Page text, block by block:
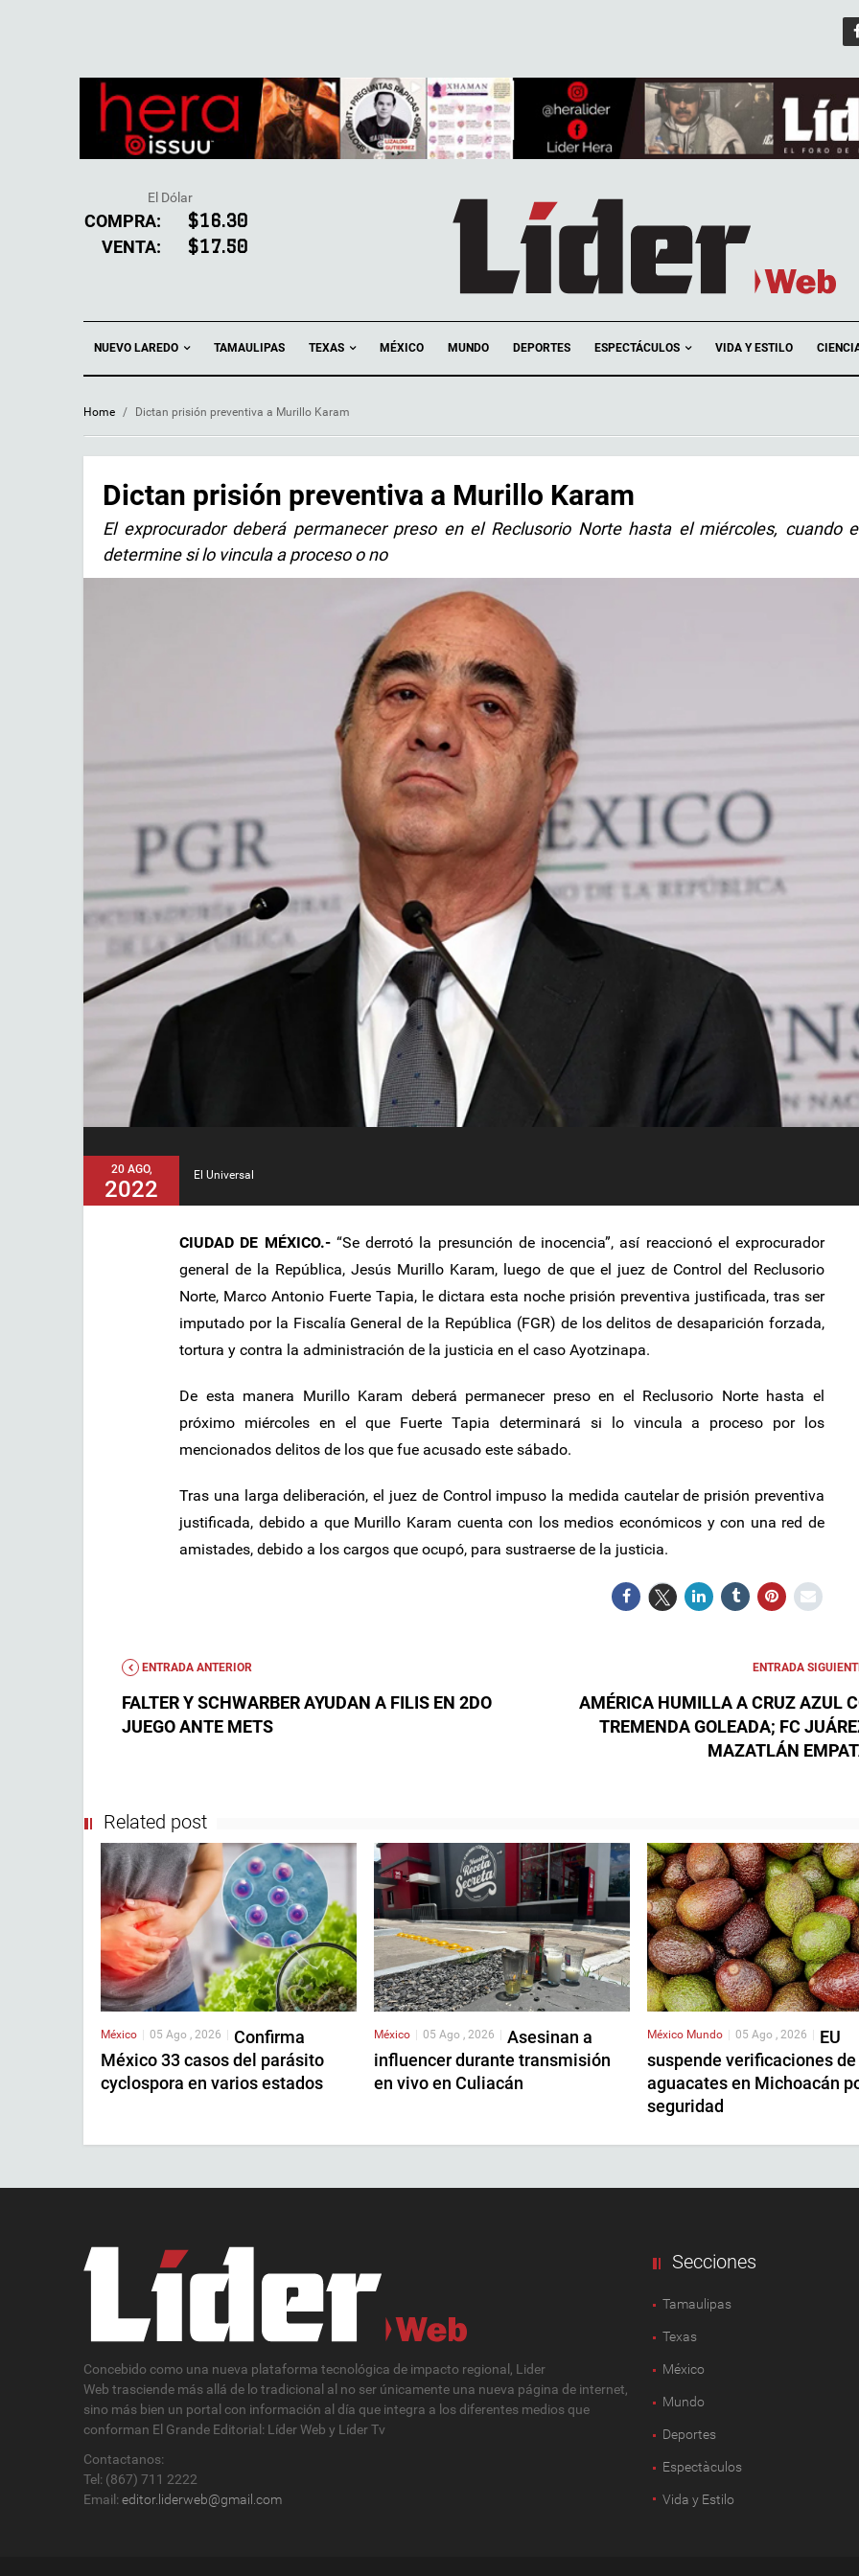
El Dólar
COMPRA: $16.30
VENTA: $17.50
NUEVO LAREDO TAMAULIPAS TEXAS MÉXICO MUNDO DEPORTES ESPECTÁCULOS VIDA Y ESTILO
Home / Dictan prisión preventiva a Murillo Karam
Dictan prisión preventiva a Murillo Karam
El exprocurador deberá permanecer preso en el Reclusorio Norte hasta el miércoles, cuando
determine si lo vincula a proceso o no
20 AGO,
2022
El Universal
CIUDAD DE MÉXICO.- “Se derrotó la presunción de inocencia”, así reaccionó el exprocurador
general de la República, Jesús Murillo Karam, luego de que el juez de Control del Reclusorio
Norte, Marco Antonio Fuerte Tapia, le dictara esta noche prisión preventiva justificada, tras ser
imputado por la Fiscalía General de la República (FGR) de los delitos de desaparición forzada,
tortura y contra la administración de la justicia en el caso Ayotzinapa.
De esta manera Murillo Karam deberá permanecer preso en el Reclusorio Norte hasta el
próximo miércoles en el que Fuerte Tapia determinará si lo vincula a proceso por los
mencionados delitos de los que fue acusado este sábado.
Tras una larga deliberación, el juez de Control impuso la medida cautelar de prisión preventiva
justificada, debido a que Murillo Karam cuenta con los medios económicos y con una red de
amistades, debido a los cargos que ocupó, para sustraerse de la justicia.
ENTRADA ANTERIOR
FALTER Y SCHWARBER AYUDAN A FILIS EN 2DO
JUEGO ANTE METS
ENTRADA
AMÉRICA HUMILLA A CRUZ AZUL
TREMENDA GOLEADA; FC
MAZATLÁN
Related post
México | 05 Ago , 2026 | Confirma
México 33 casos del parásito
cyclospora en varios estados
México | 05 Ago , 2026 | Asesinan a
influencer durante transmisión
en vivo en Culiacán
México Mundo | 05 Ago , 2026 | EU
suspende verificaciones de
aguacates en Michoacán
seguridad
Concebido como una nueva plataforma tecnológica de impacto regional, Lider
Web trasciende más allá de lo tradicional al no ser únicamente una nueva página de internet,
sino más bien un portal con información al día que integra a los diferentes medios que
conforman El Grande Editorial: Líder Web y Líder Tv
Contactanos:
Tel: (867) 711 2222
Email: editor.liderweb@gmail.com
Secciones
Tamaulipas
Texas
México
Mundo
Deportes
Espectàculos
Vida y Estilo